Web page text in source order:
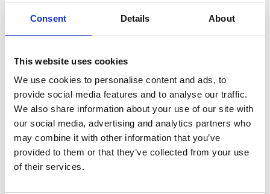
Consent Details About
This website uses cookies
We use cookies to personalise content and ads, to
provide social media features and to analyse our traffic.
We also share information about your use of our site with
our social media, advertising and analytics partners who
may combine it with other information that you’ve
provided to them or that they’ve collected from your use
of their services.
L’interscambio Italia – Repubblica ha superato
nel primo semestre i dieci miliardi di euro
Interviste
Overview Economica
Repubblica Ceca